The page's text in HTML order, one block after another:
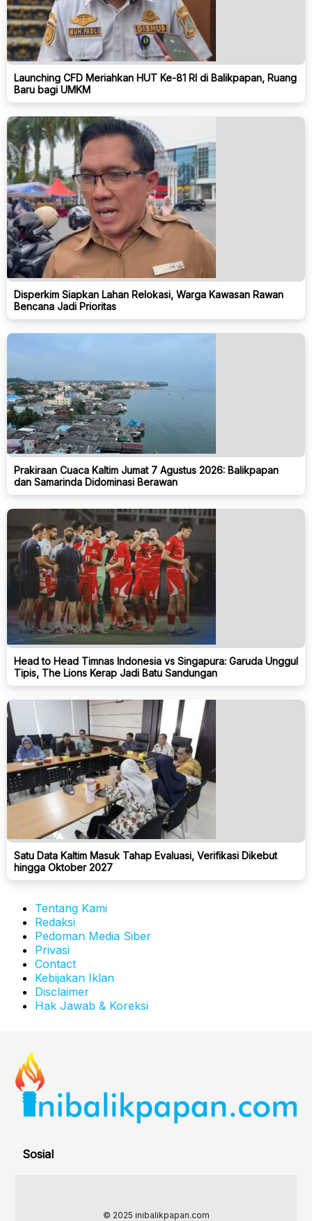
Launching CFD Meriahkan HUT Ke-81 RI di Balikpapan, Ruang
Baru bagi UMKM
Disperkim Siapkan Lahan Relokasi, Warga Kawasan Rawan
Bencana Jadi Prioritas
Prakiraan Cuaca Kaltim Jumat 7 Agustus 2026: Balikpapan
dan Samarinda Didominasi Berawan
Head to Head Timnas Indonesia vs Singapura: Garuda Unggul
Tipis, The Lions Kerap Jadi Batu Sandungan
Satu Data Kaltim Masuk Tahap Evaluasi, Verifikasi Dikebut
hingga Oktober 2027
Tentang Kami
Redaksi
Pedoman Media Siber
Privasi
Contact
Kebijakan Iklan
Disclaimer
Hak Jawab & Koreksi
Sosial
© 2025 inibalikpapan.com